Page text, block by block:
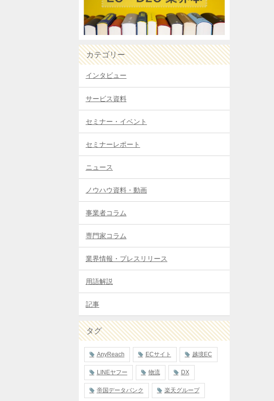
カテゴリー
インタビュー
サービス資料
セミナー・イベント
セミナーレポート
ニュース
ノウハウ資料・動画
事業者コラム
専門家コラム
業界情報・プレスリリース
用語解説
記事
タグ
AnyReach ECサイト 越境EC
LINEヤフー 物流 DX
帝国データバンク 楽天グループ